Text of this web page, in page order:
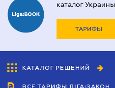
каталог Украины
ТАРИФЫ
КАТАЛОГ РЕШЕНИЙ
ВСЕ ТАРИФЫ ЛІГА:ЗАКОН